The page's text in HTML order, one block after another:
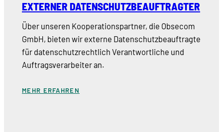
EXTERNER DATENSCHUTZBEAUFTRAGTER
Über unseren Kooperationspartner, die Obsecom
GmbH, bieten wir externe Datenschutzbeauftragte
für datenschutzrechtlich Verantwortliche und
Auftragsverarbeiter an.
MEHR ERFAHREN